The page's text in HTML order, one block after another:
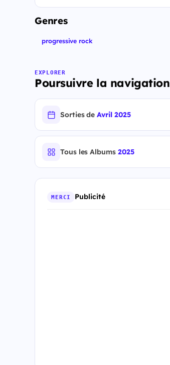
Genres
progressive rock
EXPLORER
Poursuivre la navigation
Sorties deAvril 2025
Tous les Albums 2025
MERCI Publicité